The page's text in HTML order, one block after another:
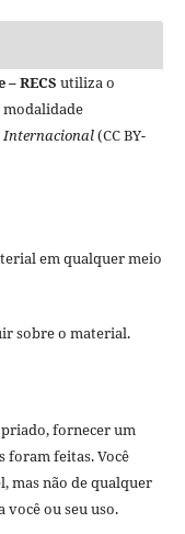
RECS utiliza o
Internacional(CC BY-
em qualquer meio
sobre o material.
fornecer um
foram feitas. Você
mas não de qualquer
você ou seu uso.